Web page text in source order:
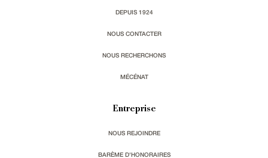
DEPUIS 1924
NOUS CONTACTER
NOUS RECHERCHONS
MÉCÉNAT
Entreprise
NOUS REJOINDRE
BARÈME D'HONORAIRES